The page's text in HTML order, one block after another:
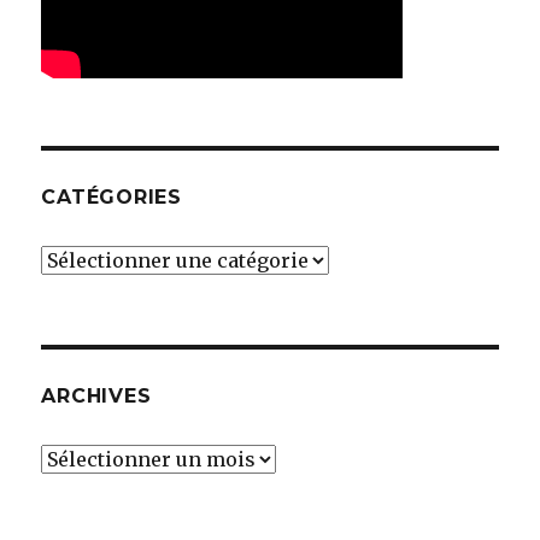
CATÉGORIES
Catégories
ARCHIVES
Archives